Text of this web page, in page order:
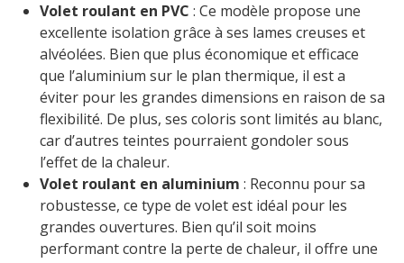
Volet roulant en PVC : Ce modèle propose une
excellente isolation grâce à ses lames creuses et
alvéolées. Bien que plus économique et efficace
que l’aluminium sur le plan thermique, il est a
éviter pour les grandes dimensions en raison de sa
flexibilité. De plus, ses coloris sont limités au blanc,
car d’autres teintes pourraient gondoler sous
l’effet de la chaleur.
Volet roulant en aluminium : Reconnu pour sa
robustesse, ce type de volet est idéal pour les
grandes ouvertures. Bien qu’il soit moins
performant contre la perte de chaleur, il offre une